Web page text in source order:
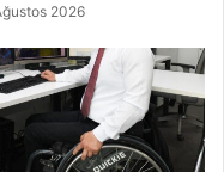
2026